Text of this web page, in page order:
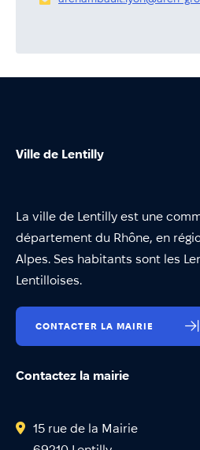
Ville de Lentilly
La ville de Lentilly est une
département du Rhône, en
Alpes. Ses habitants sont les
Lentilloises.
CONTACTER LA MAIRIE
Contactez la mairie
15 rue de la Mairie